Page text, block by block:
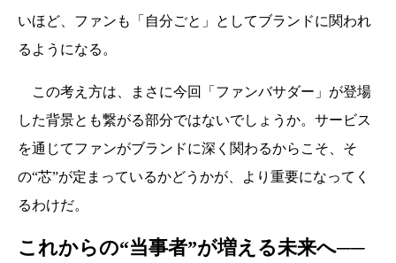
いほど、ファンも「自分ごと」としてブランドに関われ
るようになる。
この考え方は、まさに今回「ファンバサダー」が登場
した背景とも繋がる部分ではないでしょうか。サービス
を通じてファンがブランドに深く関わるからこそ、そ
の“芯”が定まっているかどうかが、より重要になってく
るわけだ。
これからの“当事者”が増える未来へ──